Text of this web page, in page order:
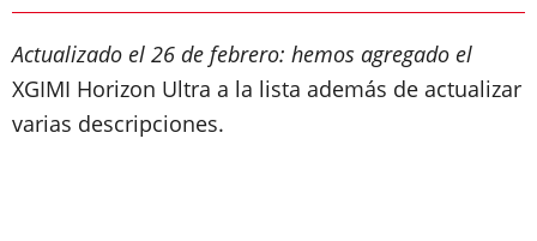
Actualizado el 26 de febrero: hemos agregado el
XGIMI Horizon Ultra a la lista además de actualizar
varias descripciones.